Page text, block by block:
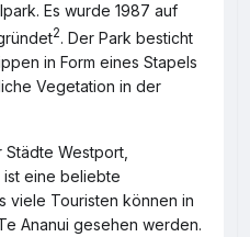
Es wurde 1987 auf
2. Der Park besticht
in Form eines Stapels
Vegetation in der
Westport,
ist eine beliebte
viele Touristen können in
Ananui gesehen werden.